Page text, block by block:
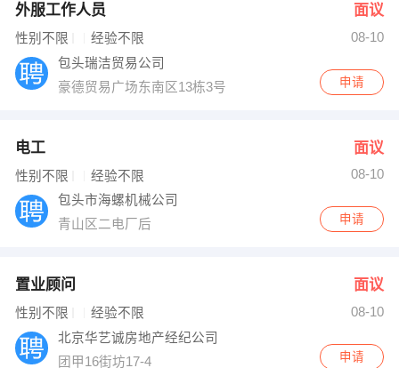
外服工作人员 面议
性别不限 经验不限
08-10
包头瑞洁贸易公司
豪德贸易广场东南区13栋3号
申请
电工 面议
性别不限 经验不限
08-10
包头市海螺机械公司
青山区二电厂后
申请
置业顾问 面议
性别不限 经验不限
08-10
北京华艺诚房地产经纪公司
团甲16街坊17-4
申请